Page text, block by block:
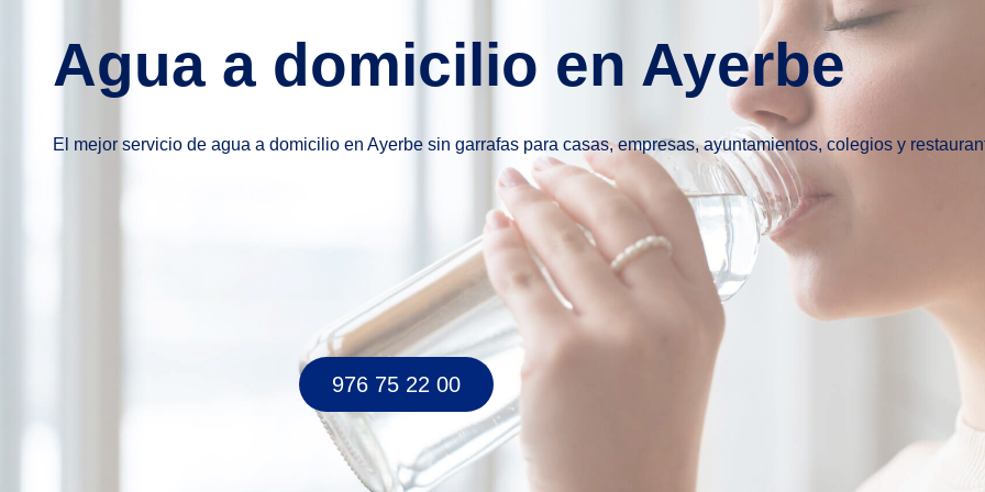
Agua a domicilio en Ayerbe
El mejor servicio de agua a domicilio en Ayerbe sin garrafas para casas, empresas, ayuntamientos, colegios y
976 75 22 00